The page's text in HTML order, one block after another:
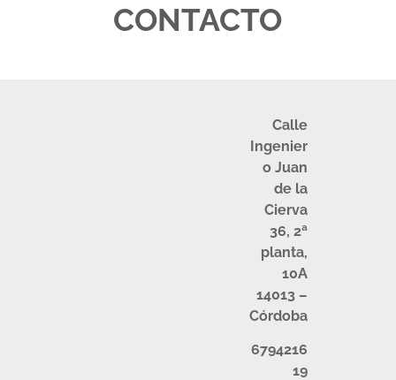
CONTACTO
Calle
Ingenier
o Juan
de la
Cierva
36, 2ª
planta,
10A
14013 –
Córdoba
6794216
19